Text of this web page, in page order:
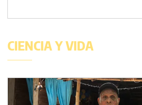
CIENCIA Y VIDA